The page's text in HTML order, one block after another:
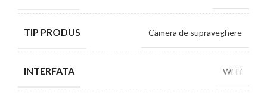
TIP PRODUS Camera de supraveghere
INTERFATA Wi-Fi